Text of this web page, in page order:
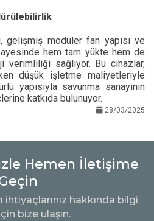
gelişmiş modüler fan yapısı ve
hem tam yükte hem de
verimliliği sağlıyor. Bu cihazlar,
düşük işletme maliyetleriyle
yapısıyla savunma sanayinin
katkıda bulunuyor.
28/03/2025
Hemen İletişime
hakkında bilgi
bize ulaşın.